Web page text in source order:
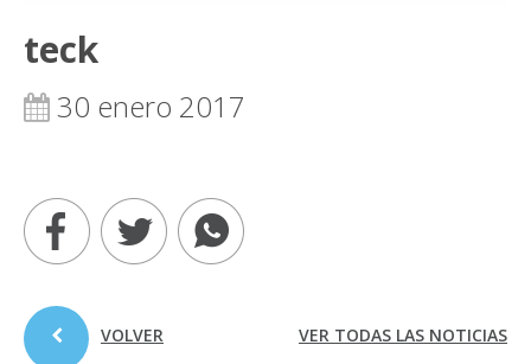
teck
30 enero 2017
VER TODAS LAS NOTICIAS
VOLVER